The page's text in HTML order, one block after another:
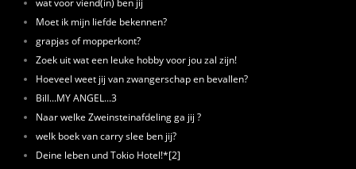
Moet ik mijn liefde bekennen?
grapjas of mopperkont?
Zoek uit wat een leuke hobby voor jou zal zijn!
Hoeveel weet jij van zwangerschap en bevallen?
Bill...MY ANGEL...3
Naar welke Zweinsteinafdeling ga jij ?
welk boek van carry slee ben jij?
Deine leben und Tokio Hotel!*[2]